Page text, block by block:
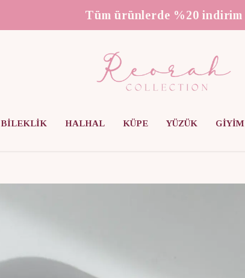
3000 ₺ üzeri ücretsiz kargo
BİLEKLİK HALHAL KÜPE YÜZÜK GİYİM